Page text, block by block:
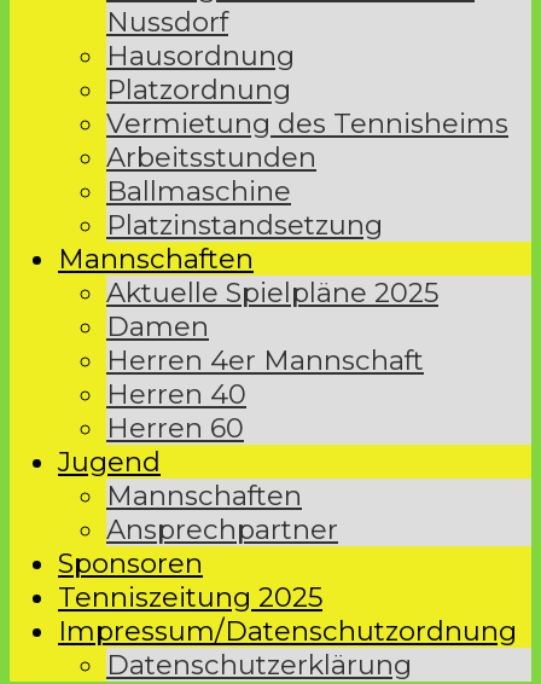
Nussdorf
Hausordnung
Platzordnung
Vermietung des Tennisheims
Arbeitsstunden
Ballmaschine
Platzinstandsetzung
Mannschaften
Aktuelle Spielpläne 2025
Damen
Herren 4er Mannschaft
Herren 40
Herren 60
Jugend
Mannschaften
Ansprechpartner
Sponsoren
Tenniszeitung 2025
Impressum/Datenschutzordnung
Datenschutzerklärung